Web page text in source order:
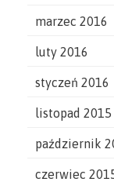
marzec 2016
luty 2016
styczeń 2016
listopad 2015
październik
czerwiec